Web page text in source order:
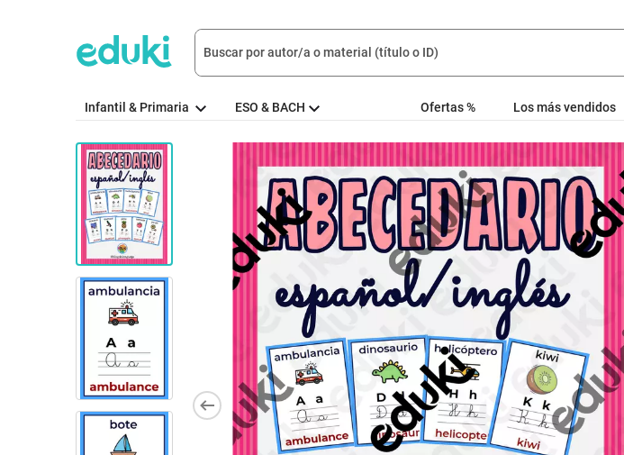
Infantil & Primaria ESO & BACH Ofertas % Los más vendidos